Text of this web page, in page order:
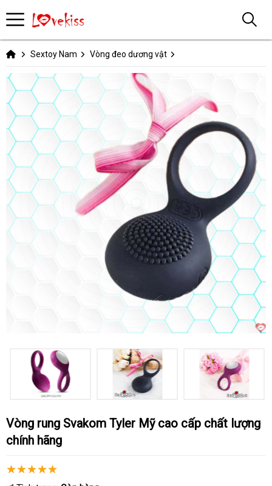
Sextoy Nam Vòng đeo dương vật
Vòng rung Svakom Tyler Mỹ cao cấp chất lượng
chính hãng